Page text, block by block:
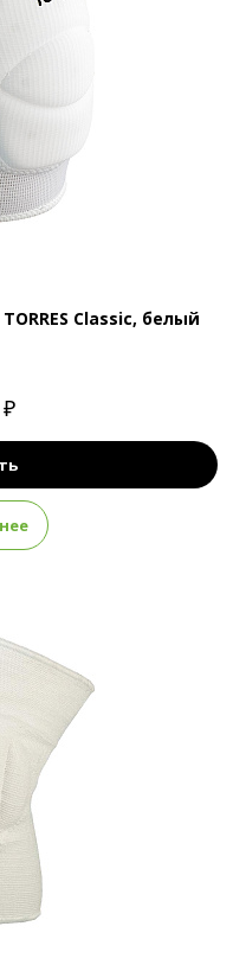
Classic, белый